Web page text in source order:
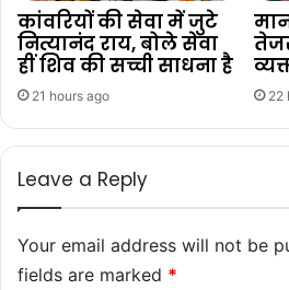
कांवरियों की सेवा में जुटे
नित्यानंद राय, बोले सेवा
हीं शिव की सच्ची साधना है
21 hours ago 22
Leave a Reply
Your email address will not be
fields are marked *